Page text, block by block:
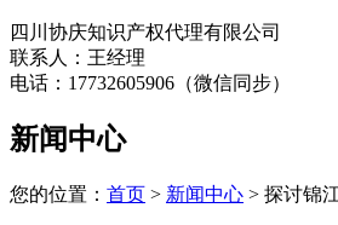
四川协庆知识产权代理有限公司
联系人：王经理
电话：17732605906（微信同步）
新闻中心
您的位置： 首页 > 新闻中心 > 探讨锦